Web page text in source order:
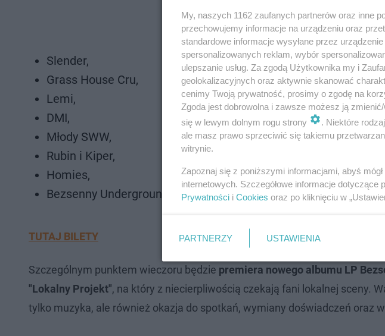
Slender,
Grass House Cru,
Lemi,
DMI,
Młody SWW,
Rubin i Kiper,
Homies,
Bezsenny Underground i Koziro.
TUTAJ BILETY
Szczególnym punktem wieczoru będzie premiera nowego albumu LP
"Lokalny Projekt", na który z niecierpliwością czekają fani lokalnej sceny.
tylko muzyka, ale również okazja do spotkań, wymiany doświadczeń oraz
My, naszych 1162 zaufanych partnerów oraz inne
przechowujemy informacje na urządzeniu oraz
standardowe informacje wysyłane przez
spersonalizowanych reklam, wybór
ulepszanie usług. Za zgodą Użytkownika my i
geolokalizacyjnych oraz aktywnie skanować
cenimy Twoją prywatność, prosimy o zgodę na
Zgoda jest dobrowolna i zawsze możesz ją
się w lewym dolnym rogu strony
. Niektóre
ale masz prawo sprzeciwić się takiemu
witrynie.
Zapoznaj się z poniższymi informacjami, abyś
internetowych. Szczegółowe informacje
Prywatności i Cookies oraz po kliknięciu w
PARTNERZY USTAWIENIA